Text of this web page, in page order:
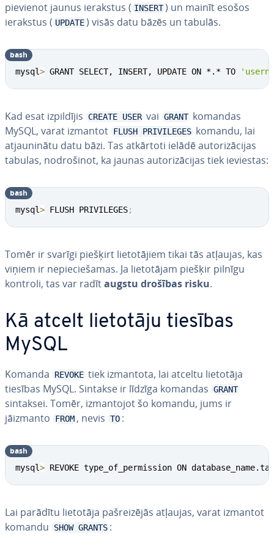
pievienot jaunus ierakstus ( INSERT ) un mainīt esošos
ierakstus ( UPDATE ) visās datu bāzēs un tabulās.
mysql> GRANT SELECT, INSERT, UPDATE ON *.* TO
bash
Kad esat iz­pil­dī­jis CREATE USER vai GRANT komandas
MySQL, varat izmantot FLUSH PRIVILEGES komandu, lai
at­jau­ni­nā­tu datu bāzi. Tas atkārtoti ielādē au­to­ri­zā­ci­jas
tabulas, no­dro­ši­not, ka jaunas au­to­ri­zā­ci­jas tiek ieviestas:
mysql> FLUSH PRIVILEGES;
bash
Tomēr ir svarīgi piešķirt lie­to­tā­jiem tikai tās atļaujas, kas
viņiem ir ne­pie­cie­ša­mas. Ja lie­to­tā­jam piešķir pilnīgu
kontroli, tas var radītaugstu drošības risku.
Kā atcelt lietotāju tiesības
MySQL
Komanda REVOKE tiek izmantota, lai atceltu lietotāja
tiesības MySQL. Sintakse ir līdzīga komandas GRANT
sintaksei. Tomēr, iz­man­to­jot šo komandu, jums ir
jāizmanto
FROM , nevis TO :
mysql> REVOKE type_of_permission ON
bash
Lai parādītu lietotāja pa­šrei­zē­jās atļaujas, varat izmantot
komandu
SHOW GRANTS :